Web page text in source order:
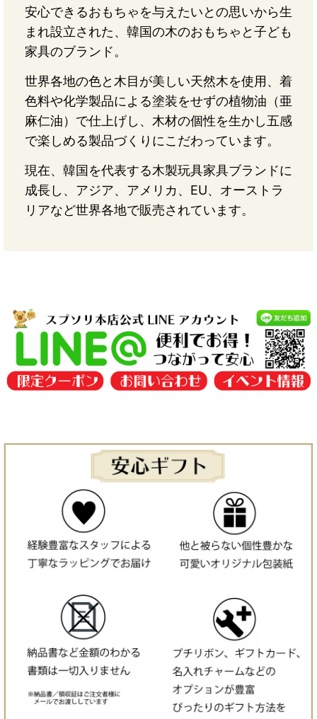
安心できるおもちゃを与えたいとの思いから生
まれ設立された、韓国の木のおもちゃと子ども
家具のブランド。
世界各地の色と木目が美しい天然木を使用、着
色料や化学製品による塗装をせずの植物油（亜
麻仁油）で仕上げし、木材の個性を生かし五感
で楽しめる製品づくりにこだわっています。
現在、韓国を代表する木製玩具家具ブランドに
成長し、アジア、アメリカ、EU、オーストラ
リアなど世界各地で販売されています。